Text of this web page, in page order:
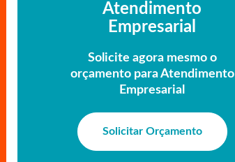
Atendimento
Empresarial
Solicite agora mesmo o
orçamento para Atendimento
Empresarial
Solicitar Orçamento